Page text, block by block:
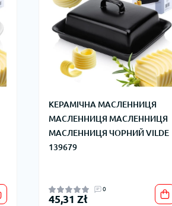
КЕРАМІЧНА МАСЛЕННИЦЯ
МАСЛЕННИЦЯ МАСЛЕННИЦЯ
МАСЛЕННИЦЯ ЧОРНИЙ VILDE
139679
0
45,31 Zł